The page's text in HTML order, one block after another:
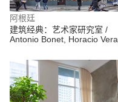
阿根廷
建筑经典：艺术家研究室 /
Antonio Bonet, Horacio Vera